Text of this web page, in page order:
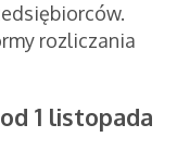
rozliczania
1 listopada